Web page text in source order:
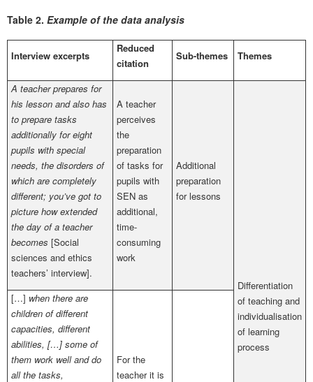
Table 2. Example of the data analysis
Interview excerpts
Reduced
citation
Sub-themes Themes
A teacher prepares for
his lesson and also has
to prepare tasks
additionally for eight
pupils with special
needs, the disorders of
which are completely
different; you’ve got to
picture how extended
the day of a teacher
becomes [Social
sciences and ethics
teachers’ interview].
A teacher
perceives
the
preparation
of tasks for
pupils with
SEN as
additional,
time-
consuming
work
Additional
preparation
for lessons
Differentiation
of teaching and
individualisation
of learning
process
[…] when there are
children of different
capacities, different
abilities, […] some of
them work well and do
all the tasks,
For the
teacher it is